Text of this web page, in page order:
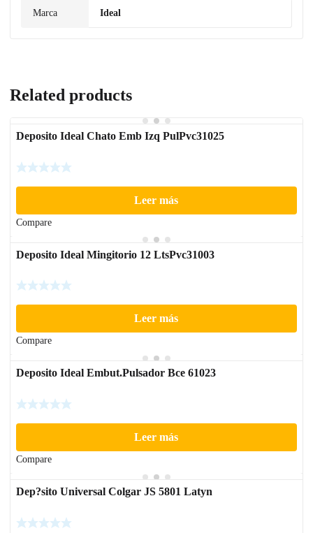
Marca Ideal
Related products
Deposito Ideal Chato Emb Izq PulPvc31025
Leer más
Compare
Deposito Ideal Mingitorio 12 LtsPvc31003
Leer más
Compare
Deposito Ideal Embut.Pulsador Bce 61023
Leer más
Compare
Dep?sito Universal Colgar JS 5801 Latyn